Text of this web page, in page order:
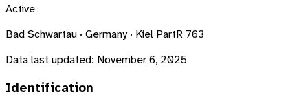
Active
Bad Schwartau · Germany · Kiel PartR 763
Data last updated: November 6, 2025
Identification